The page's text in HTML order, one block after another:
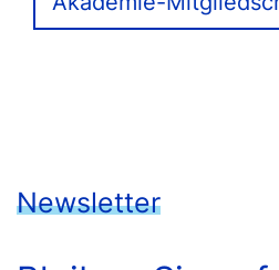
Newsletter